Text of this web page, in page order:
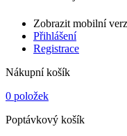
Zobrazit mobilní
Přihlášení
Registrace
Nákupní košík
0 položek
Poptávkový košík